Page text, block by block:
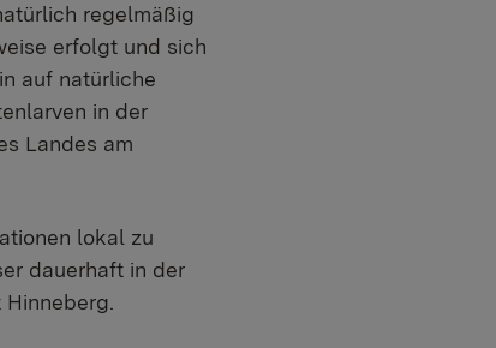
regelmäßig
erfolgt und sich
auf natürliche
in der
Landes am
lokal zu
dauerhaft in der